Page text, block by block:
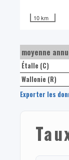
10 km
moyenne
Étalle (C)
Wallonie (R)
Exporter les